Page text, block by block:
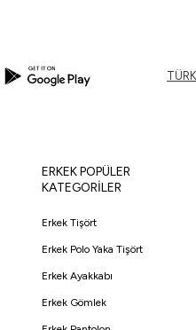
ERKEK POPÜLER
KATEGORİLER
Erkek Tişört
Erkek Polo Yaka Tişört
Erkek Ayakkabı
Erkek Gömlek